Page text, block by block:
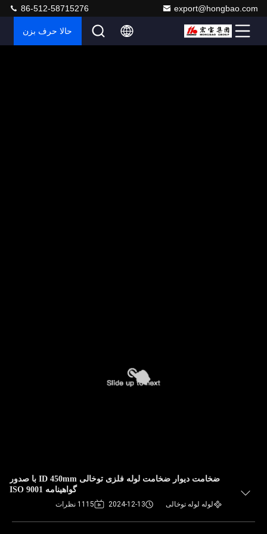
export@hongbao.com
86-512-58715276
حالا حرف بزن
ضخامت دیوار ضخامت لوله فلزی توخالی ID 450mm با صدور
گواهینامه ISO 9001
لوله لوله توخالی 2024-12-13 1115 نظرات